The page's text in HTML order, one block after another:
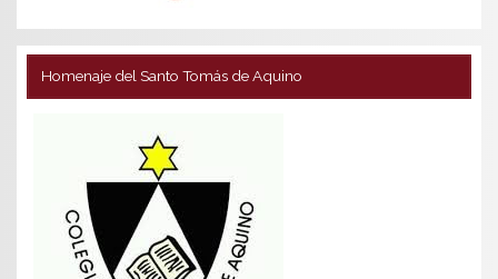
Homenaje del Santo Tomás de Aquino